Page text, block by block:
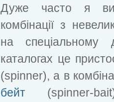
Дуже часто я
комбінації з
на спеціальному
каталогах це
(spinner), а в
бейт (spinner-